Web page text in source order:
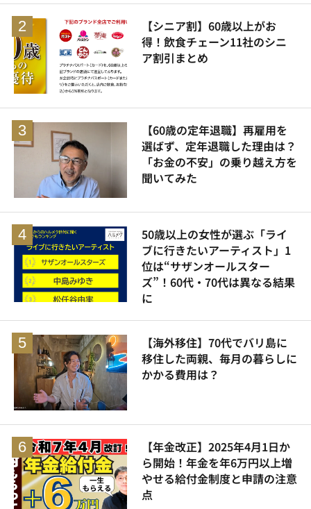
【シニア割】60歳以上がお
得！飲食チェーン11社のシニ
ア割引まとめ
【60歳の定年退職】再雇用を
選ばず、定年退職した理由は？
「お金の不安」の乗り越え方を
聞いてみた
50歳以上の女性が選ぶ「ライ
ブに行きたいアーティスト」1
位は“サザンオールスター
ズ”！60代・70代は異なる結果
に
【海外移住】70代でバリ島に
移住した両親、毎月の暮らしに
かかる費用は？
【年金改正】2025年4月1日か
ら開始！年金を年6万円以上増
やせる給付金制度と申請の注意
点